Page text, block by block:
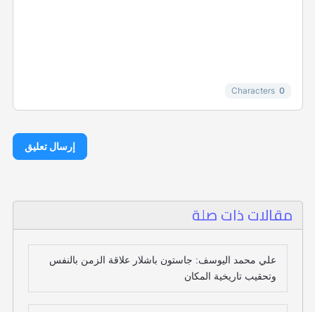
0
Characters
إرسال تعليق
مقالات ذات صلة
علي محمد اليوسف: جاستون باشلار علاقة الزمن بالنفس
وتحقيب تاريخية المكان